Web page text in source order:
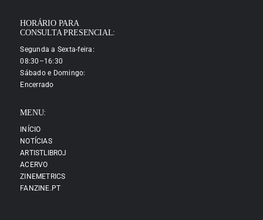
HORÁRIO PARA
CONSULTA PRESENCIAL:
Segunda a Sexta-feira:
08:30–16:30
Sábado e Domingo:
Encerrado
MENU:
INÍCIO
NOTÍCIAS
ARTISTLIBROJ
ACERVO
ZINEMETRICS
FANZINE.PT